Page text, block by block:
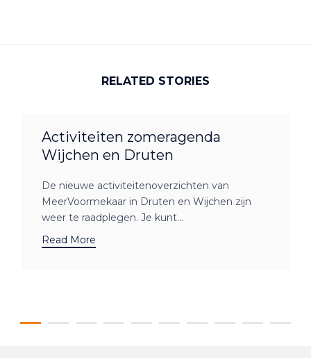
RELATED STORIES
Activiteiten zomeragenda
Wijchen en Druten
De nieuwe activiteitenoverzichten van
MeerVoormekaar in Druten en Wijchen zijn
weer te raadplegen. Je kunt...
Read More